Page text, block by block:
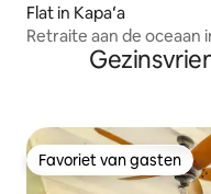
Flat in Kapaʻa
Retraite aan de oceaan
Favoriet van gasten
Favoriet van gasten